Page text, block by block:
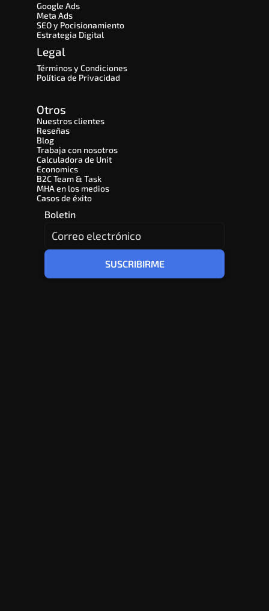
Google Ads
Meta Ads
SEO y Pocisionamiento
Estrategia Digital
Legal
Términos y Condiciones
Política de Privacidad
Otros
Nuestros clientes
Reseñas
Blog
Trabaja con nosotros
Calculadora de Unit
Economics
B2C Team & Task
MHA en los medios
Casos de éxito
Boletin